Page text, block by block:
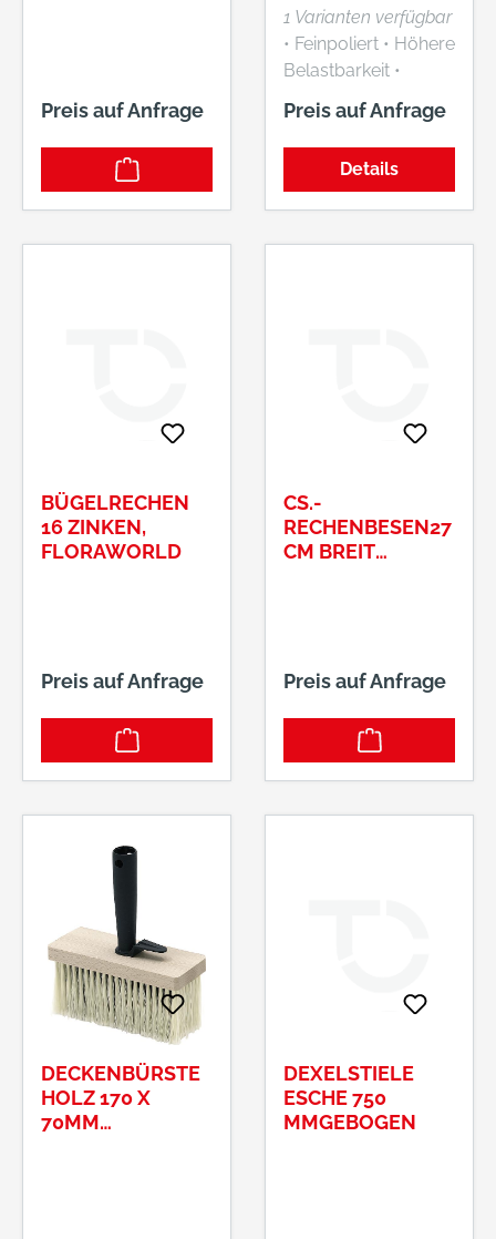
Preis auf Anfrage
1 Varianten verfügbar
• Feinpoliert • Höhere
Belastbarkeit •
Konisch aus einem
Stück gewalztes
Spatenblatt • Größe
Preis auf Anfrage
Details
BÜGELRECHEN
16 ZINKEN,
FLORAWORLD
Preis auf Anfrage
CS.-
RECHENBESEN27
CM BREIT
Preis auf Anfrage
DECKENBÜRSTE
HOLZ 170 X
70MM
DEXELSTIELE
ESCHE 750
MMGEBOGEN